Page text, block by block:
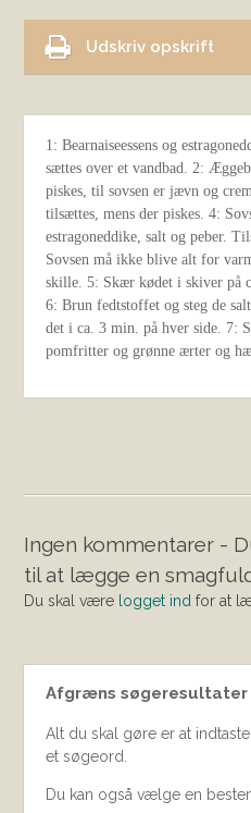
Udskriv opskrift
1: Bearnaiseessens og
sættes over et vandbad. 2:
piskes, til sovsen er jævn og
tilsættes, mens der piskes. 4:
estragoneddike, salt og peber.
Sovsen må ikke blive alt for
skille. 5: Skær kødet i skiver på
6: Brun fedtstoffet og steg de
det i ca. 3 min. på hver side. 7:
pomfritter og grønne ærter og
Ingen kommentarer -
til at lægge en
Du skal være logget ind for at
Afgræns søgeresultater
Alt du skal gøre er at
et søgeord.
Du kan også vælge en